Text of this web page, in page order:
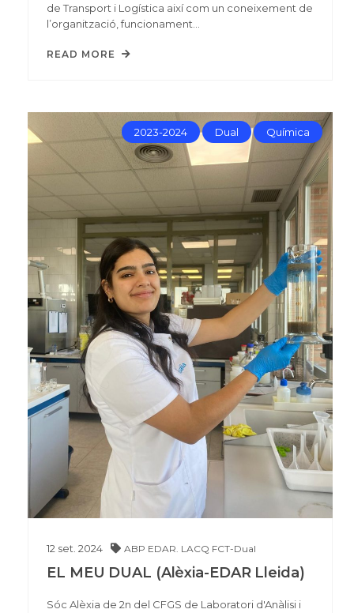
de Transport i Logística així com un coneixement de
l’organització, funcionament…
READ MORE
2023-2024 Dual Química
12 set. 2024 ABP EDAR. LACQ FCT-Dual
EL MEU DUAL (Alèxia-EDAR Lleida)
Sóc Alèxia de 2n del CFGS de Laboratori d'Anàlisi i